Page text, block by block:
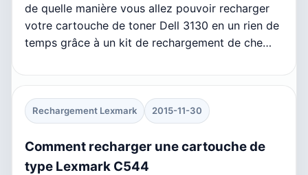
de quelle manière vous allez pouvoir recharger
votre cartouche de toner Dell 3130 en un rien de
temps grâce à un kit de rechargement de che…
Rechargement Lexmark 2015-11-30
Comment recharger une cartouche de
type Lexmark C544